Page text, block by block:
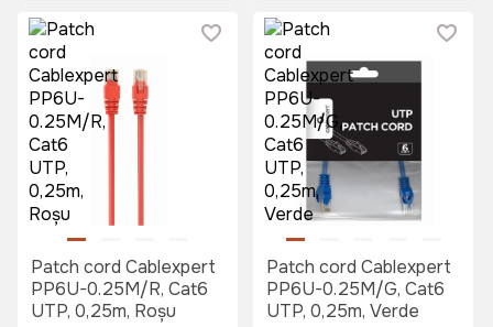
Patch cord Cablexpert
PP6U-0.25M/R, Cat6
UTP, 0,25m, Roșu
Patch cord Cablexpert
PP6U-0.25M/G, Cat6
UTP, 0,25m, Verde